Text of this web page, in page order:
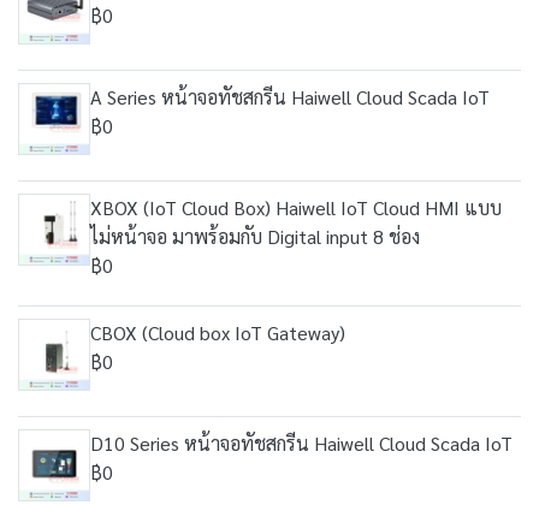
฿0
A Series หน้าจอทัชสกรีน Haiwell Cloud Scada IoT
฿0
XBOX (IoT Cloud Box) Haiwell IoT Cloud HMI แบบ
ไม่หน้าจอ มาพร้อมกับ Digital input 8 ช่อง
฿0
CBOX (Cloud box IoT Gateway)
฿0
D10 Series หน้าจอทัชสกรีน Haiwell Cloud Scada IoT
฿0